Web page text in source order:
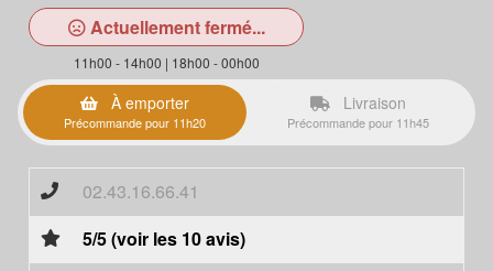
Actuellement fermé...
11h00 - 14h00 | 18h00 - 00h00
À emporter
Précommande pour 11h20
Livraison
Précommande pour 11h45
02.43.16.66.41
5/5 (voir les 10 avis)